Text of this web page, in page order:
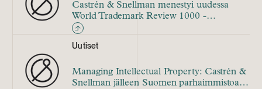
Castrén & Snellman menestyi uudessa
World Trademark Review 1000 -
rankingissa
Uutiset
Managing Intellectual Property: Castrén &
Snellman jälleen Suomen parhaimmistoa